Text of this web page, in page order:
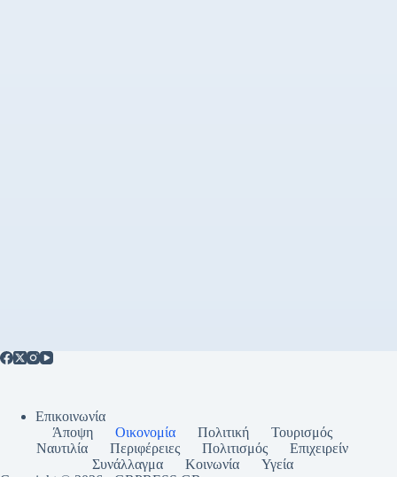
Επικοινωνία
Άποψη
Οικονομία Πολιτική
Τουρισμός
Ναυτιλία
Περιφέρειες Πολιτισμός
Επιχειρείν
Συνάλλαγμα
Κοινωνία
Υγεία